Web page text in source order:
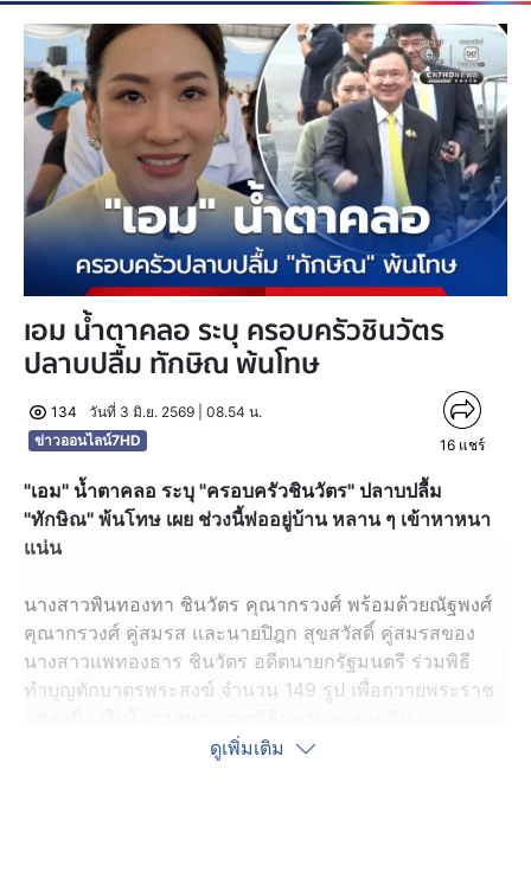
เอม น้ำตาคลอ ระบุ ครอบครัวชินวัตร
ปลาบปลื้ม ทักษิณ พ้นโทษ
134
วันที่ 3 มิ.ย. 2569 | 08.54 น.
ข่าวออนไลน์7HD
16 แชร์
"เอม" น้ำตาคลอ ระบุ "ครอบครัวชินวัตร" ปลาบปลื้ม
"ทักษิณ" พ้นโทษ เผย ช่วงนี้พ่ออยู่บ้าน หลาน ๆ เข้าหาหนา
แน่น
นางสาวพินทองทา ชินวัตร คุณากรวงศ์ พร้อมด้วยณัฐพงศ์
คุณากรวงศ์ คู่สมรส และนายปิฎก สุขสวัสดิ์ คู่สมรสของ
นางสาวแพทองธาร ชินวัตร อดีตนายกรัฐมนตรี ร่วมพิธี
ทำบุญตักบาตรพระสงฆ์ จำนวน 149 รูป เพื่อถวายพระราช
พระชนมพรรษา 4 รอบ สมเด็จพระนางเจ้าฯ พระบรมราชินี
ดูเพิ่มเติม